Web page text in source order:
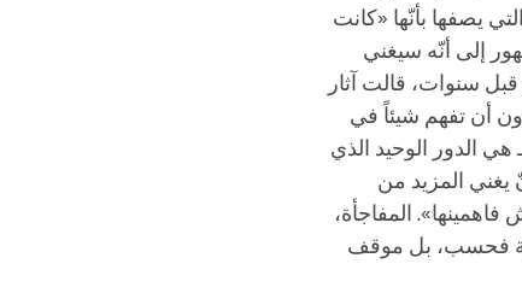
يصفها بأنّها «كانت
إلى أنّه سيغني
سنوات، قالت آثار
شريط داود عبد السيد «البحث عن سيد مرزوق» (1991) من دون أن تفهم شيئاً في
(1983) ـــ تحفة محمد خان ـــ هي الدور الوحيد الذي
المزيد من
المفاجأة،
فحسب، بل موقف